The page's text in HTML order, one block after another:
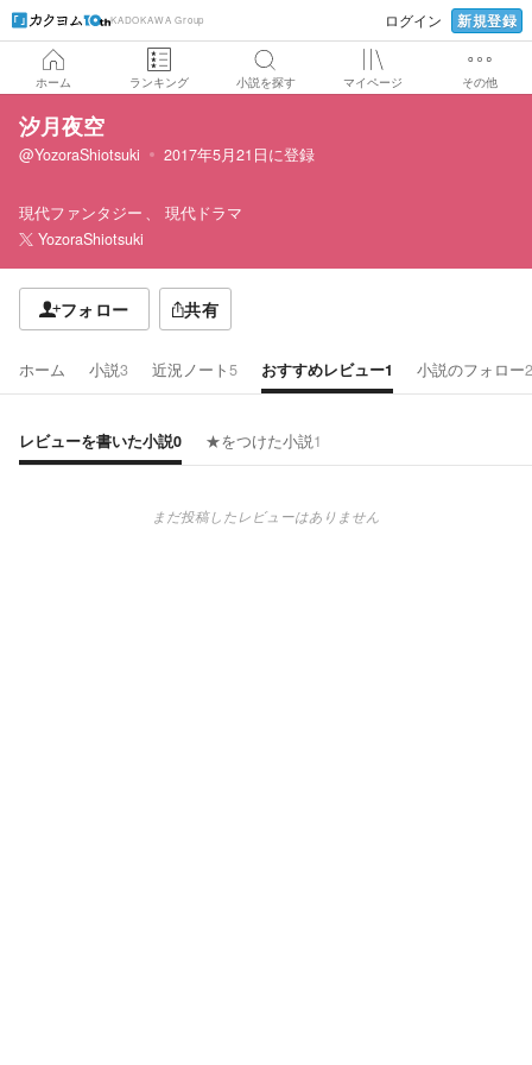
KADOKAWA Group ログイン 新規登録
ホーム ランキング 小説を探す マイページ その他
汐月夜空
@YozoraShiotsuki 2017年5月21日に登録
現代ファンタジー
現代ドラマ
YozoraShiotsuki
フォロー 共有
ホーム 小説3 近況ノート 5 おすすめレビュー1 小説のフォロー2
レビューを書いた小説0 ★をつけた小説1
まだ投稿したレビューはありません